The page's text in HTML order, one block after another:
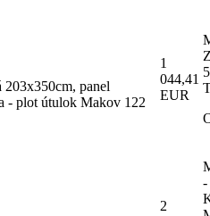
panel
- plot útulok Makov 122
1
044,41
EUR
2
-